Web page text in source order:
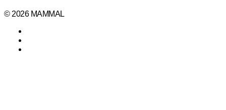
© 2026 MAMMAL